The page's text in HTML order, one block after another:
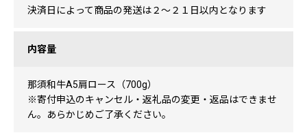
決済日によって商品の発送は２〜２１日以内となります
内容量
那須和牛A5肩ロース（700g）
※寄付申込のキャンセル・返礼品の変更・返品はできませ
ん。あらかじめご了承ください。